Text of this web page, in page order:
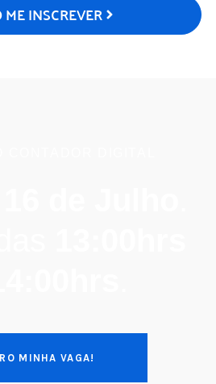
INSCREVER
MINHA VAGA!